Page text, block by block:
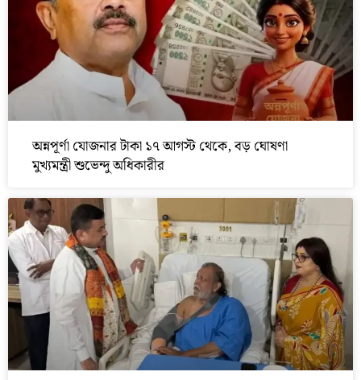
অন্নপূর্ণা যোজনার টাকা ১৭ আগস্ট থেকে, বড় ঘোষণা
মুখ্যমন্ত্রী শুভেন্দু অধিকারীর